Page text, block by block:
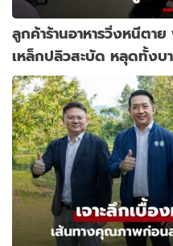
ลูกค้าร้านอาหารวิ่งหนีตา
เหล็กปลิวสะบัด หลุดทั้งบ